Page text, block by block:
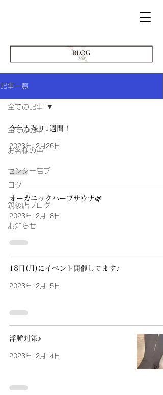
記事一覧
全ての記事
お客様の声
センター店ブ
ログ
筑後店ブログ
お知らせ
全ての記事
今年も残り1週間！
2023年12月26日
オーガニックハーブサウナ🌿
2023年12月18日
18日(月)にイベント開催してます♪
2023年12月15日
浮腫対策♪
2023年12月14日